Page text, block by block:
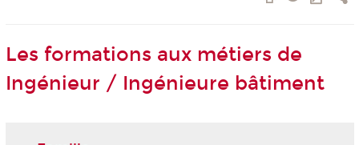
Les formations aux métiers de
Ingénieur / Ingénieure bâtiment